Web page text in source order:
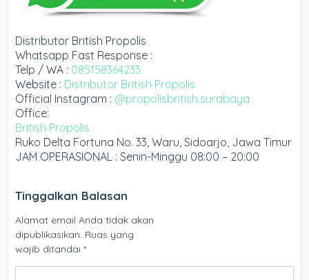
Distributor British Propolis
Whatsapp Fast Response :
Telp / WA : 085158364233
Website : Distributor British Propolis
Official Instagram : @propolisbritish.surabaya
Office:
British Propolis
Ruko Delta Fortuna No. 33, Waru, Sidoarjo, Jawa Timur
JAM OPERASIONAL : Senin-Minggu 08:00 – 20:00
Tinggalkan Balasan
Alamat email Anda tidak akan
dipublikasikan. Ruas yang
wajib ditandai*